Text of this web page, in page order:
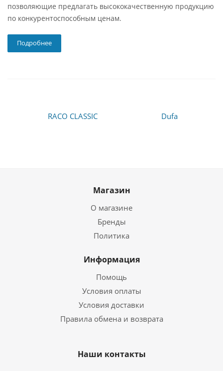
позволяющие предлагать высококачественную продукцию
по конкурентоспособным ценам.
Подробнее
RACO CLASSIC Dufa
Магазин
О магазине
Бренды
Политика
Информация
Помощь
Условия оплаты
Условия доставки
Правила обмена и возврата
Наши контакты